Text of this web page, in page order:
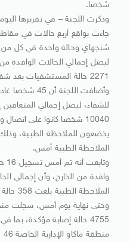
شخصا.
وذكرت اللجنة – في تقريرها
جاءت بواقع أربع حالات في
شنجهاي وحالة واحدة في كل من
2271 حالة المستشفيات بعد شفائهم.
وأضافت
10040 شخصا كانوا على
الملاحظة الطبية أمس.
وافدة من الخارج، وأن إجمالي
الملاحظة الطبية بلغت 358 حالة منها 313 حالة وافدة.
وحتى نهاية يوم أمس، سجلت